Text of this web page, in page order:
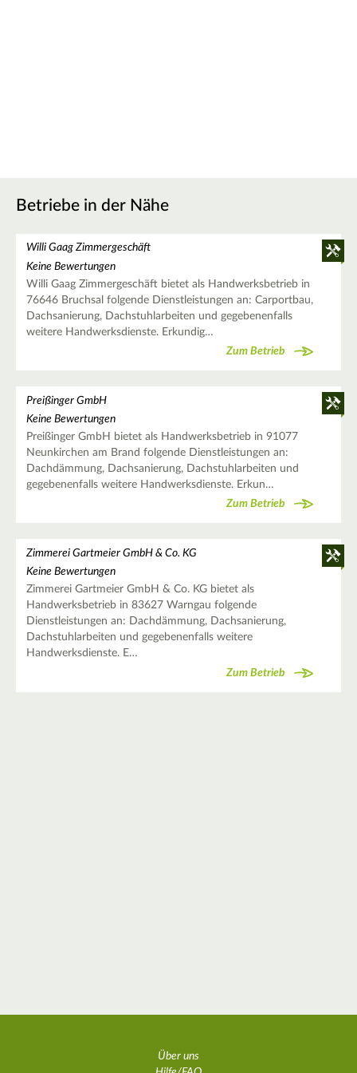
Betriebe in der Nähe
Willi Gaag Zimmergeschäft
Keine Bewertungen
Willi Gaag Zimmergeschäft bietet als Handwerksbetrieb in
76646 Bruchsal folgende Dienstleistungen an: Carportbau,
Dachsanierung, Dachstuhlarbeiten und gegebenenfalls
weitere Handwerksdienste. Erkundig…
Zum Betrieb
Preißinger GmbH
Keine Bewertungen
Preißinger GmbH bietet als Handwerksbetrieb in 91077
Neunkirchen am Brand folgende Dienstleistungen an:
Dachdämmung, Dachsanierung, Dachstuhlarbeiten und
gegebenenfalls weitere Handwerksdienste. Erkun…
Zum Betrieb
Zimmerei Gartmeier GmbH & Co. KG
Keine Bewertungen
Zimmerei Gartmeier GmbH & Co. KG bietet als
Handwerksbetrieb in 83627 Warngau folgende
Dienstleistungen an: Dachdämmung, Dachsanierung,
Dachstuhlarbeiten und gegebenenfalls weitere
Handwerksdienste. E…
Zum Betrieb
Über uns